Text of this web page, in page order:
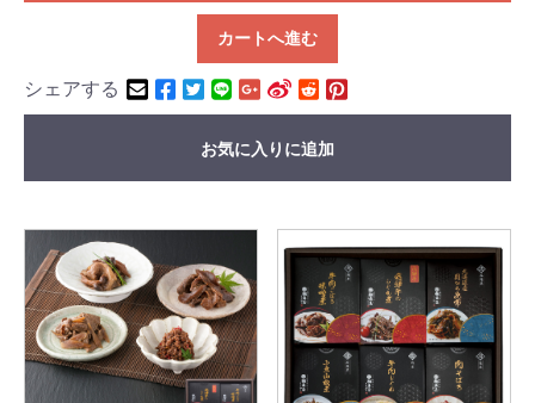
カートへ進む
シェアする
お気に入りに追加